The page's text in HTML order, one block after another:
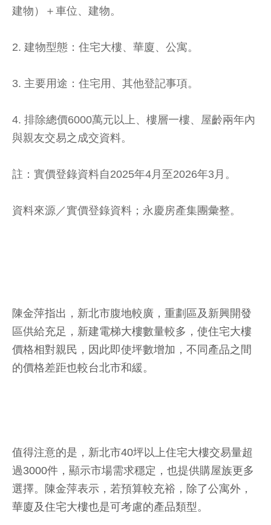
建物）＋車位、建物。
2. 建物型態：住宅大樓、華廈、公寓。
3. 主要用途：住宅用、其他登記事項。
4. 排除總價6000萬元以上、樓層一樓、屋齡兩年內
與親友交易之成交資料。
註：實價登錄資料自2025年4月至2026年3月。
資料來源／實價登錄資料；永慶房產集團彙整。
陳金萍指出，新北市腹地較廣，重劃區及新興開發
區供給充足，新建電梯大樓數量較多，使住宅大樓
價格相對親民，因此即使坪數增加，不同產品之間
的價格差距也較台北市和緩。
值得注意的是，新北市40坪以上住宅大樓交易量超
過3000件，顯示市場需求穩定，也提供購屋族更多
選擇。陳金萍表示，若預算較充裕，除了公寓外，
華廈及住宅大樓也是可考慮的產品類型。